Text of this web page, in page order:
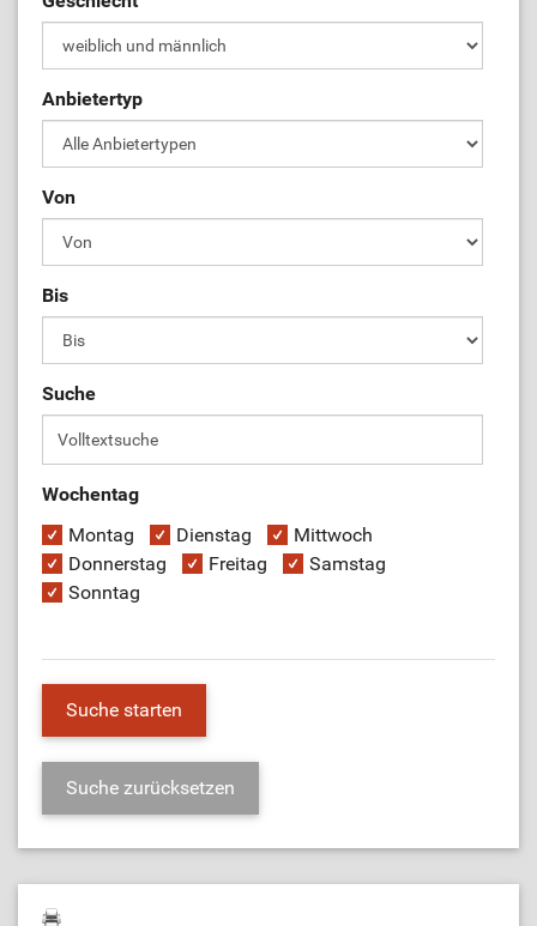
ÜL-Börse
Anbietertyp
Von
Bis
Suche
Wochentag
Montag
Dienstag
Mittwoch
Donnerstag
Freitag
Samstag
Sonntag